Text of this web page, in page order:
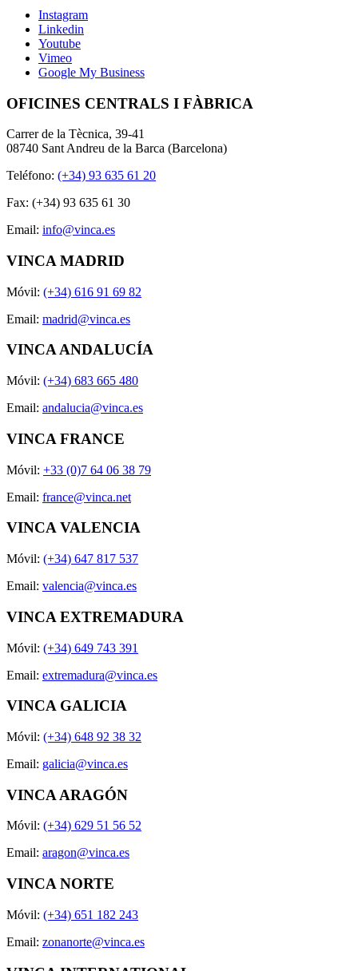
Instagram
Linkedin
Youtube
Vimeo
Google My Business
OFICINES CENTRALS I FÀBRICA
Carrer de la Tècnica, 39-41
08740 Sant Andreu de la Barca (Barcelona)
Teléfono: (+34) 93 635 61 20
Fax: (+34) 93 635 61 30
Email: info@vinca.es
VINCA MADRID
Móvil: (+34) 616 91 69 82
Email: madrid@vinca.es
VINCA ANDALUCÍA
Móvil: (+34) 683 665 480
Email: andalucia@vinca.es
VINCA FRANCE
Móvil: +33 (0)7 64 06 38 79
Email: france@vinca.net
VINCA VALENCIA
Móvil: (+34) 647 817 537
Email: valencia@vinca.es
VINCA EXTREMADURA
Móvil: (+34) 649 743 391
Email: extremadura@vinca.es
VINCA GALICIA
Móvil: (+34) 648 92 38 32
Email: galicia@vinca.es
VINCA ARAGÓN
Móvil: (+34) 629 51 56 52
Email: aragon@vinca.es
VINCA NORTE
Móvil: (+34) 651 182 243
Email: zonanorte@vinca.es